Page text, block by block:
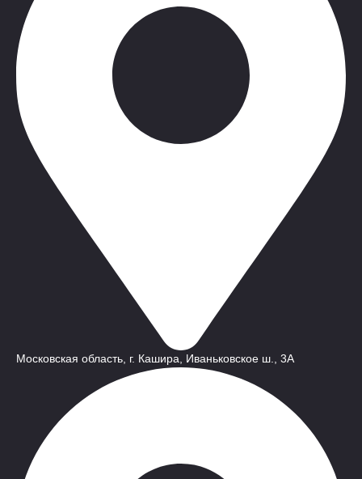
Московская область, г. Кашира, Иваньковское ш., 3A